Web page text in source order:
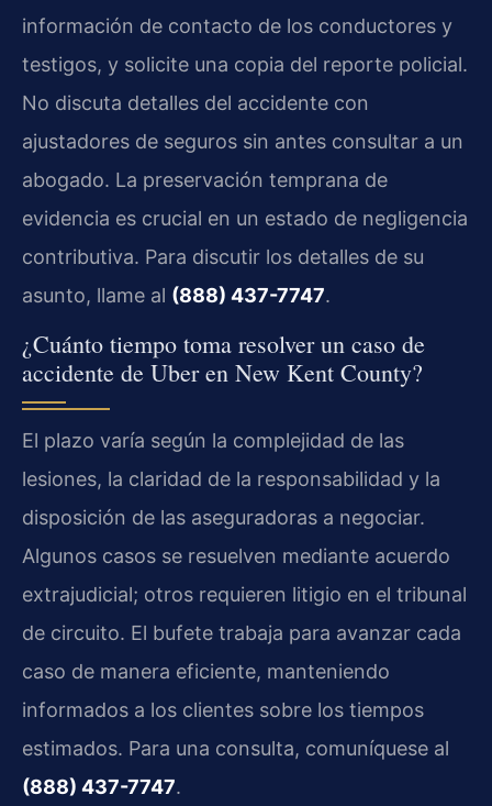
información de contacto de los conductores y
testigos, y solicite una copia del reporte policial.
No discuta detalles del accidente con
ajustadores de seguros sin antes consultar a un
abogado. La preservación temprana de
evidencia es crucial en un estado de negligencia
contributiva. Para discutir los detalles de su
asunto, llame al (888) 437-7747.
¿Cuánto tiempo toma resolver un caso de
accidente de Uber en New Kent County?
El plazo varía según la complejidad de las
lesiones, la claridad de la responsabilidad y la
disposición de las aseguradoras a negociar.
Algunos casos se resuelven mediante acuerdo
extrajudicial; otros requieren litigio en el tribunal
de circuito. El bufete trabaja para avanzar cada
caso de manera eficiente, manteniendo
informados a los clientes sobre los tiempos
estimados. Para una consulta, comuníquese al
(888) 437-7747.